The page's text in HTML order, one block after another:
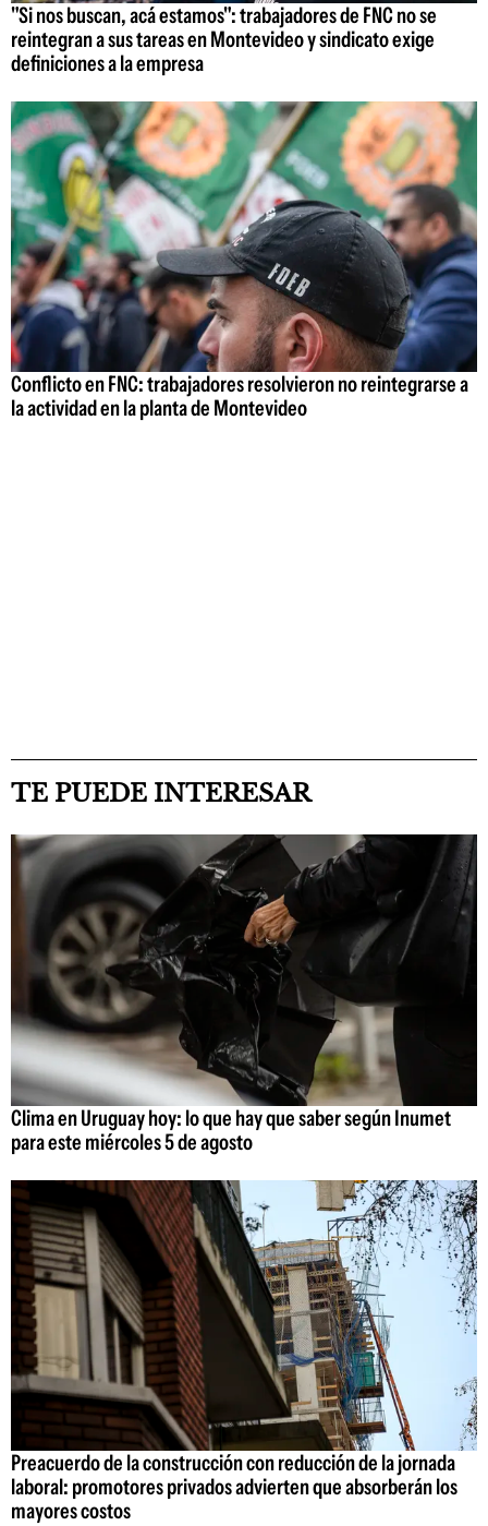
"Si nos buscan, acá estamos": trabajadores de FNC no se
reintegran a sus tareas en Montevideo y sindicato exige
definiciones a la empresa
Conflicto en FNC: trabajadores resolvieron no reintegrarse a
la actividad en la planta de Montevideo
TE PUEDE INTERESAR
Clima en Uruguay hoy: lo que hay que saber según Inumet
para este miércoles 5 de agosto
Preacuerdo de la construcción con reducción de la jornada
laboral: promotores privados advierten que absorberán los
mayores costos